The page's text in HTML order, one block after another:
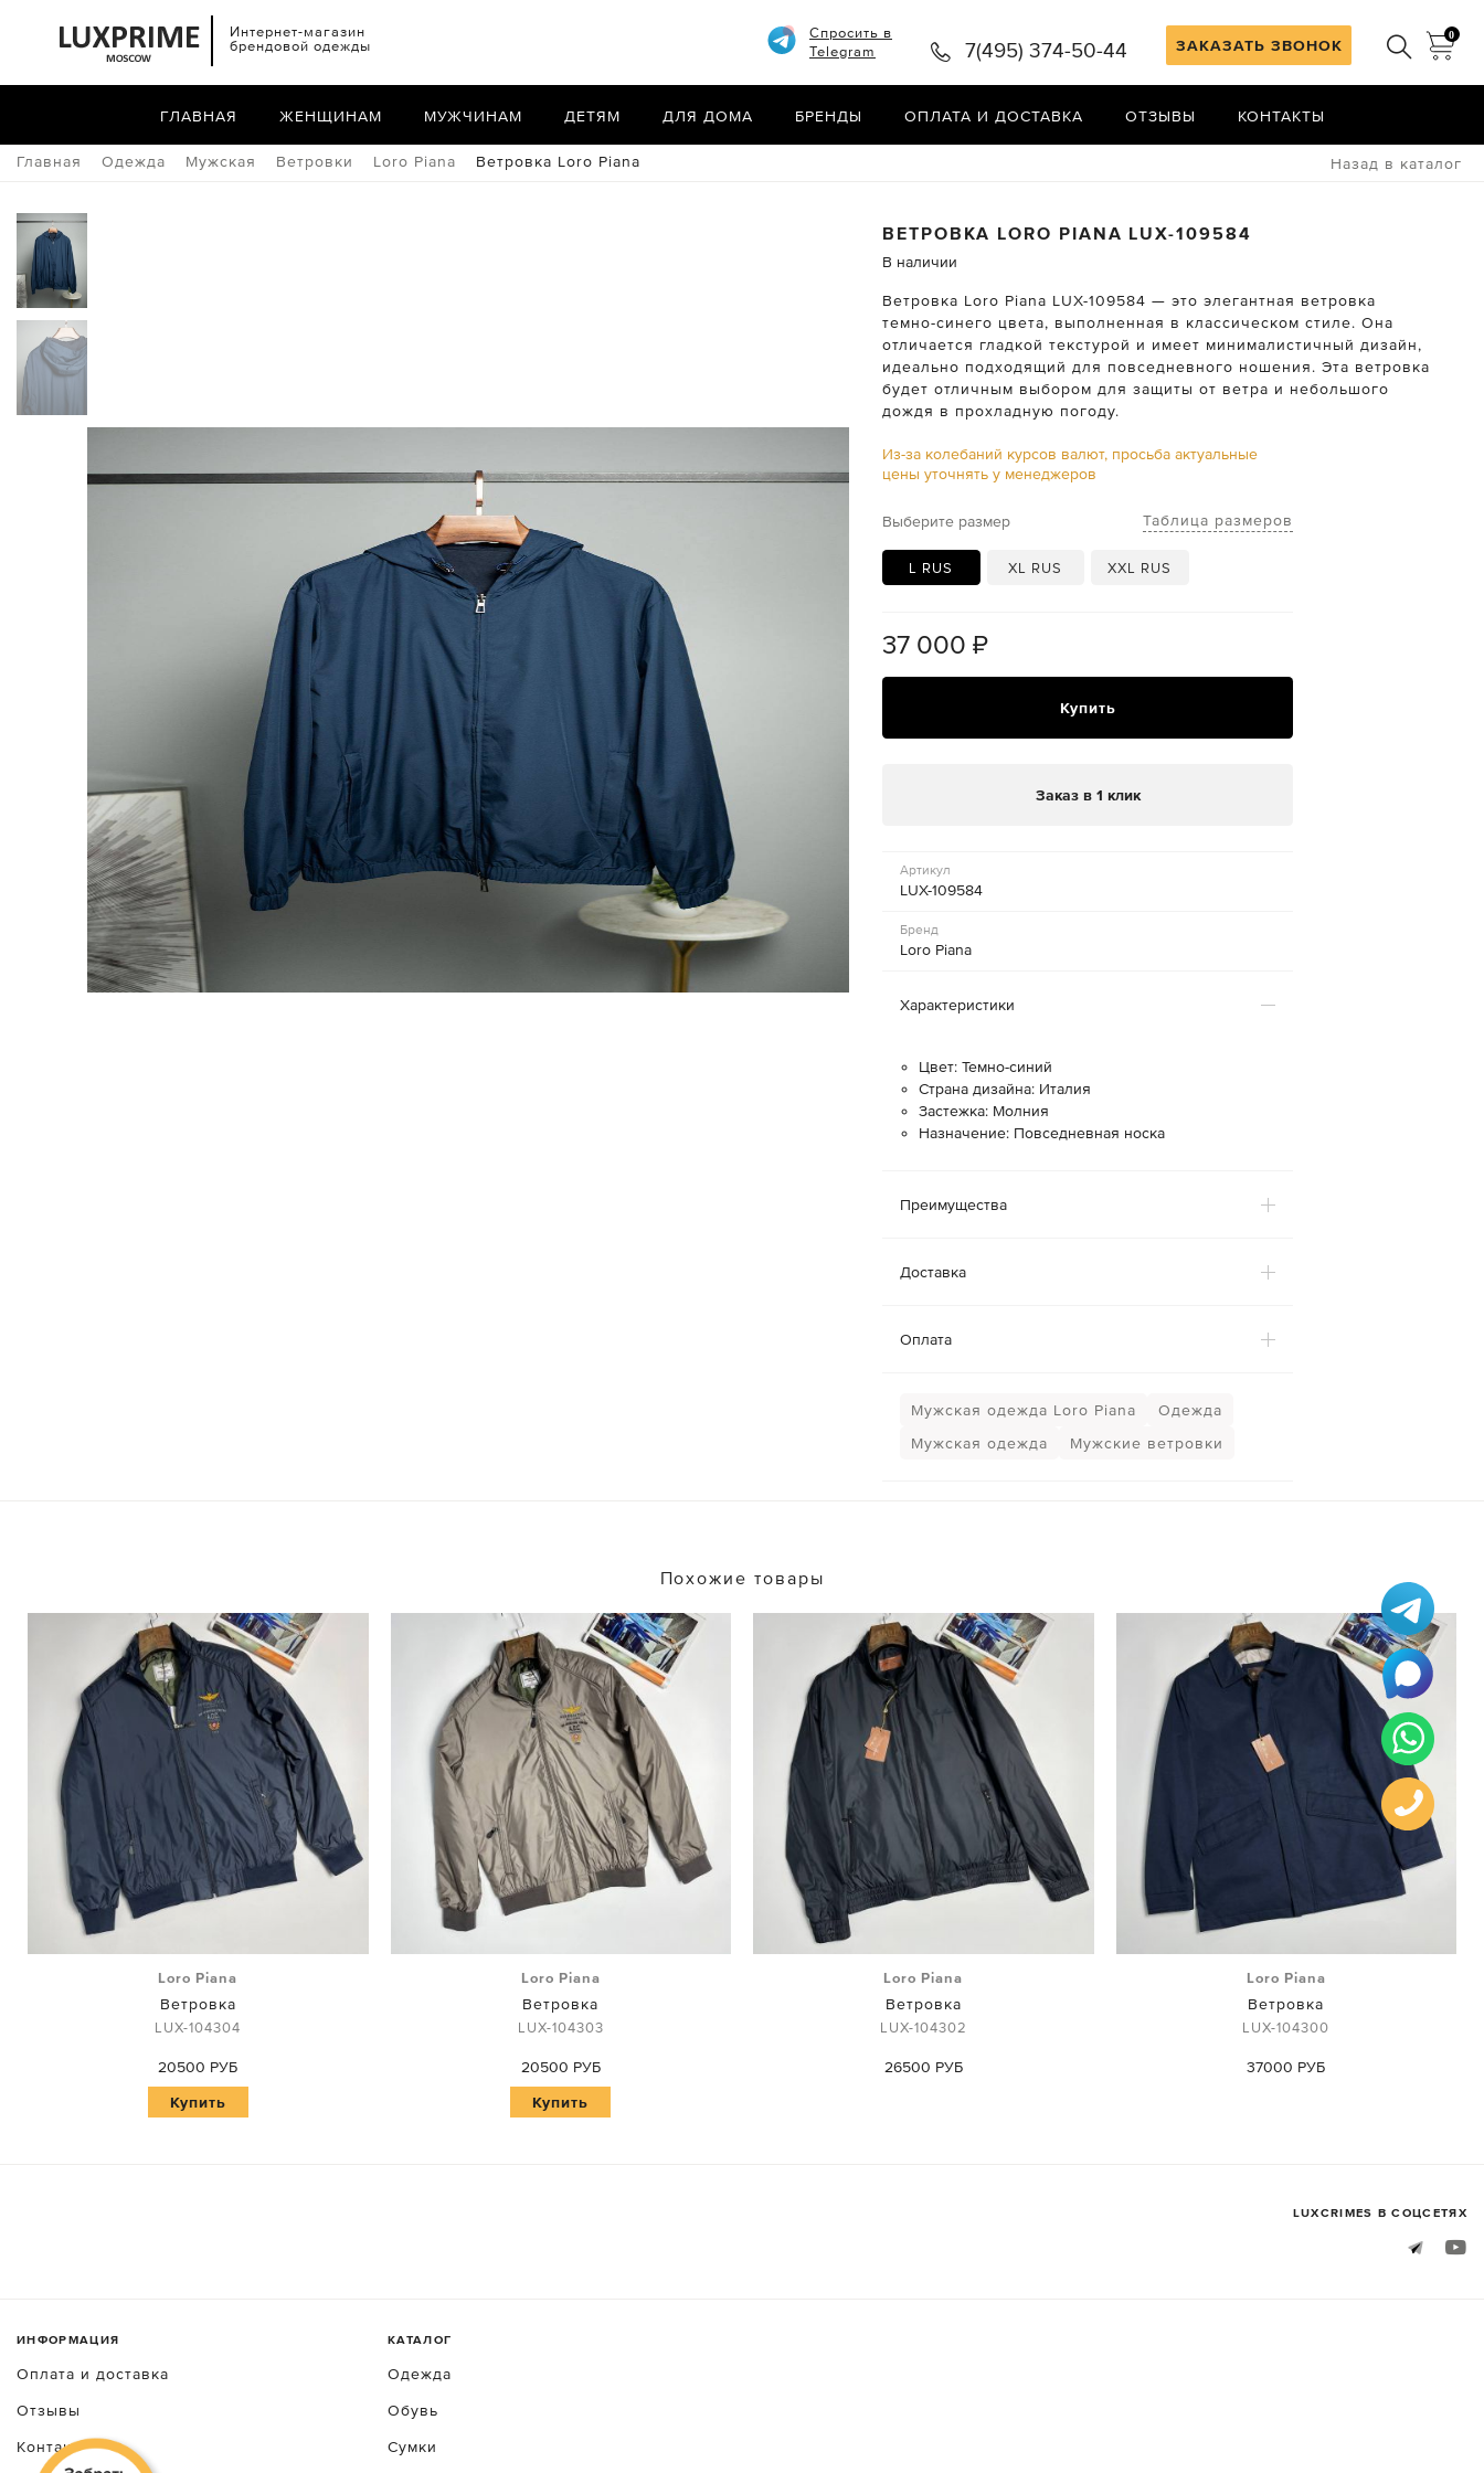
Интернет-магазин
брендовой одежды
ЗАКАЗАТЬ ЗВОНОК
0
Спросить в
Telegram
7(495) 374-50-44
ГЛАВНАЯ ЖЕНЩИНАМ МУЖЧИНАМ ДЕТЯМ ДЛЯ ДОМА БРЕНДЫ ОПЛАТА И ДОСТАВКА ОТЗЫВЫ КОНТАКТЫ
Главная Одежда Мужская Ветровки Loro Piana Ветровка Loro Piana Назад в каталог
ВЕТРОВКА LORO PIANA LUX-109584
В наличии
Ветровка Loro Piana LUX-109584 — это элегантная ветровка
темно-синего цвета, выполненная в классическом стиле. Она
отличается гладкой текстурой и имеет минималистичный дизайн,
идеально подходящий для повседневного ношения. Эта ветровка
будет отличным выбором для защиты от ветра и небольшого
дождя в прохладную погоду.
Из-за колебаний курсов валют, просьба актуальные
цены уточнять у менеджеров
Выберите размер Таблица размеров
L RUS XL RUS XXL RUS
37 000 ₽
Купить
Заказ в 1 клик
Артикул
LUX-109584
Бренд
Loro Piana
Характеристики
Цвет: Темно-синий
Страна дизайна: Италия
Застежка: Молния
Назначение: Повседневная носка
Преимущества
Доставка
Оплата
Мужская одежда Loro Piana
Одежда
Мужская одежда
Мужские ветровки
Похожие товары
Loro Piana
Ветровка
LUX-104304
20500 РУБ
Купить
Loro Piana
Ветровка
LUX-104303
20500 РУБ
Купить
Loro Piana
Ветровка
LUX-104302
26500 РУБ
Loro Piana
Ветровка
LUX-104300
37000 РУБ
LUXСRIMES В СОЦСЕТЯХ
ИНФОРМАЦИЯ
Оплата и доставка
Отзывы
Контакты
КАТАЛОГ
Одежда
Обувь
Сумки